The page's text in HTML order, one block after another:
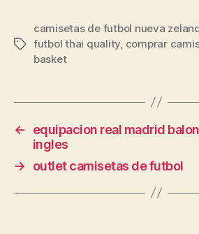
Etiquetas
camisetas de futbol nueva
futbol thai quality comprar
basket
←
equipacion real madrid
ingles
→
outlet camisetas de futbol